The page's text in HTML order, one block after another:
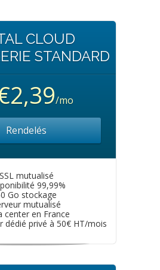
CLOUD
STANDARD
/mo
Rendelés
SSL mutualisé
99,99%
Go stockage
mutualisé
center en France
dédié privé à 50€ HT/mois